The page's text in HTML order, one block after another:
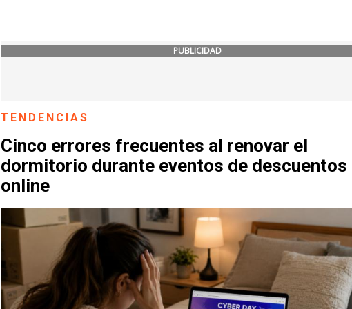
PUBLICIDAD
TENDENCIAS
Cinco errores frecuentes al renovar el
dormitorio durante eventos de descuentos
online